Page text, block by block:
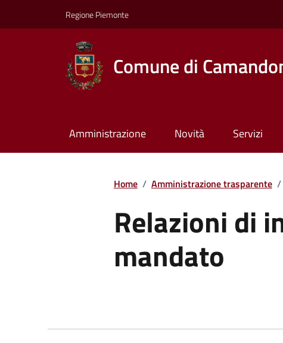
Regione Piemonte
Comune di
Amministrazione Novità Servizi
Home / Amministrazione trasparente /
Relazioni di
mandato